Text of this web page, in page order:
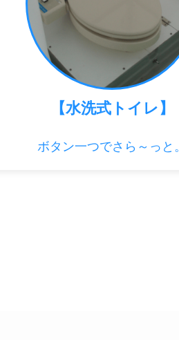
【水洗式トイレ】
ボタン一つでさら～っと。